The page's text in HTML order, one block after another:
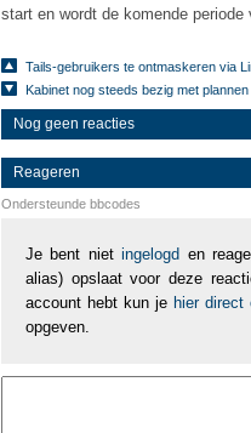
start en wordt de komende periode
Tails-gebruikers te ontmaskeren via
Kabinet nog steeds bezig met
Nog geen reacties
Reageren
Ondersteunde bbcodes
Je bent nietingelogd en
alias) opslaat voor deze
account hebt kun je hier direct
opgeven.